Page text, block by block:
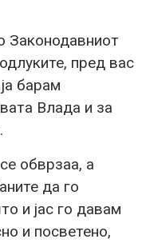
Законодавниот
пред вас
барам
Влада и за
обврзаа, а
да го
и јас го давам
и посветено,